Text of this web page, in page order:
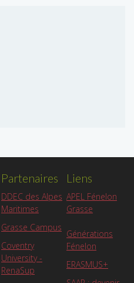
Partenaires
DDEC des Alpes
Maritimes
Grasse Campus
Coventry
University -
RenaSup
Liens
APEL Fénelon
Grasse
Générations
Fénelon
ERASMUS+